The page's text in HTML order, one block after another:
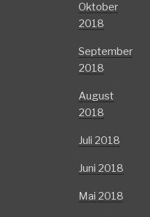
Oktober
2018
September
2018
August
2018
Juli 2018
Juni 2018
Mai 2018